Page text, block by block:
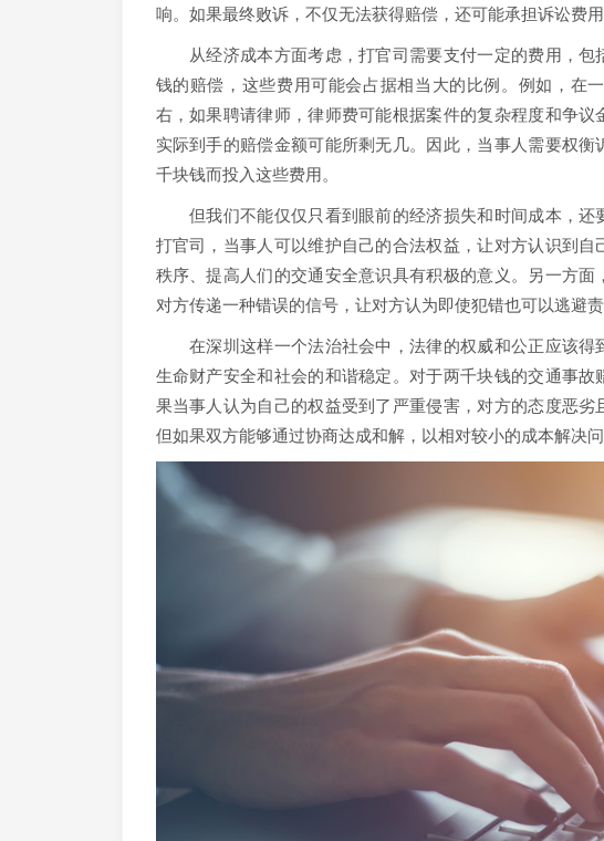
响。如果最终败诉，不仅无法获得赔偿，还可能承担诉讼费
从经济成本方面考虑，打官司需要支付一定的费用，包
钱的赔偿，这些费用可能会占据相当大的比例。例如，在
右，如果聘请律师，律师费可能根据案件的复杂程度和争
实际到手的赔偿金额可能所剩无几。因此，当事人需要权
千块钱而投入这些费用。
但我们不能仅仅只看到眼前的经济损失和时间成本，还
打官司，当事人可以维护自己的合法权益，让对方认识到
秩序、提高人们的交通安全意识具有积极的意义。另一方
对方传递一种错误的信号，让对方认为即使犯错也可以逃避责
在深圳这样一个法治社会中，法律的权威和公正应该得
生命财产安全和社会的和谐稳定。对于两千块钱的交通事
果当事人认为自己的权益受到了严重侵害，对方的态度恶劣
但如果双方能够通过协商达成和解，以相对较小的成本解决